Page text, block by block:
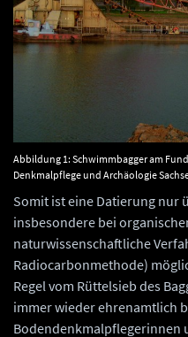
Abbildung 1: Schwimmbagger am
Denkmalpflege und Archäologie
Somit ist eine Datierung nur
insbesondere bei
naturwissenschaftliche
Radiocarbonmethode)
Regel vom Rüttelsieb des
immer wieder ehrenamtlich
Bodendenkmalpflegerinnen